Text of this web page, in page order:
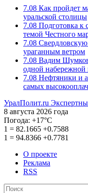
7.08 Как пройдет
уральской столицы
7.08 Подготовка к
темой Честного
7.08 Свердловскую
ураганным ветром
7.08 Вадим Шумков
одной набережной
7.08 Нефтяники и
самых
УралПолит.ru
8 августа 2026 года
Погода: +17°С
1 = 82.1665 +0.7588
1 = 94.8366 +0.7781
О проекте
Реклама
RSS